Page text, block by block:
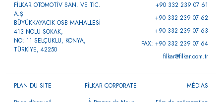
FİLKAR OTOMOTİV SAN. VE TİC.
A.Ş
BÜYÜKKAYACIK OSB MAHALLESİ
413 NOLU SOKAK,
NO: 11 SELÇUKLU, KONYA,
TÜRKİYE, 42250
+90 332 239 07 61
+90 332 239 07 62
+90 332 239 07 63
FAX: +90 332 239 07 64
filkar@filkar.com.tr
PLAN DU SITE
FİLKAR CORPORATE
MÉDIAS